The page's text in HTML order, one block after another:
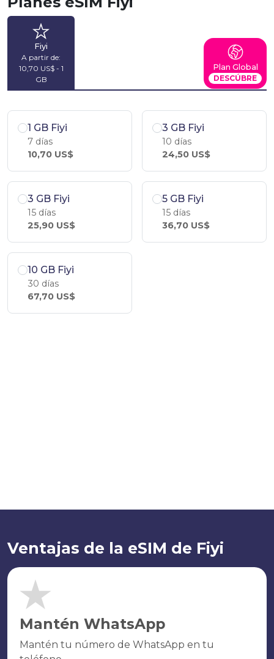
Fiyi
A partir de:
10,70 US$ - 1
GB
Plan Global
DESCÚBRE
1 GB Fiyi
7 días
10,70 US$
3 GB Fiyi
10 días
24,50 US$
3 GB Fiyi
15 días
25,90 US$
5 GB Fiyi
15 días
36,70 US$
10 GB Fiyi
30 días
67,70 US$
Ventajas de la eSIM de Fiyi
Mantén WhatsApp
Mantén tu número de WhatsApp en tu